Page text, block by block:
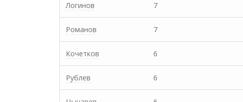
Логинов 7
Романов 7
Кочетков 6
Рублев 6